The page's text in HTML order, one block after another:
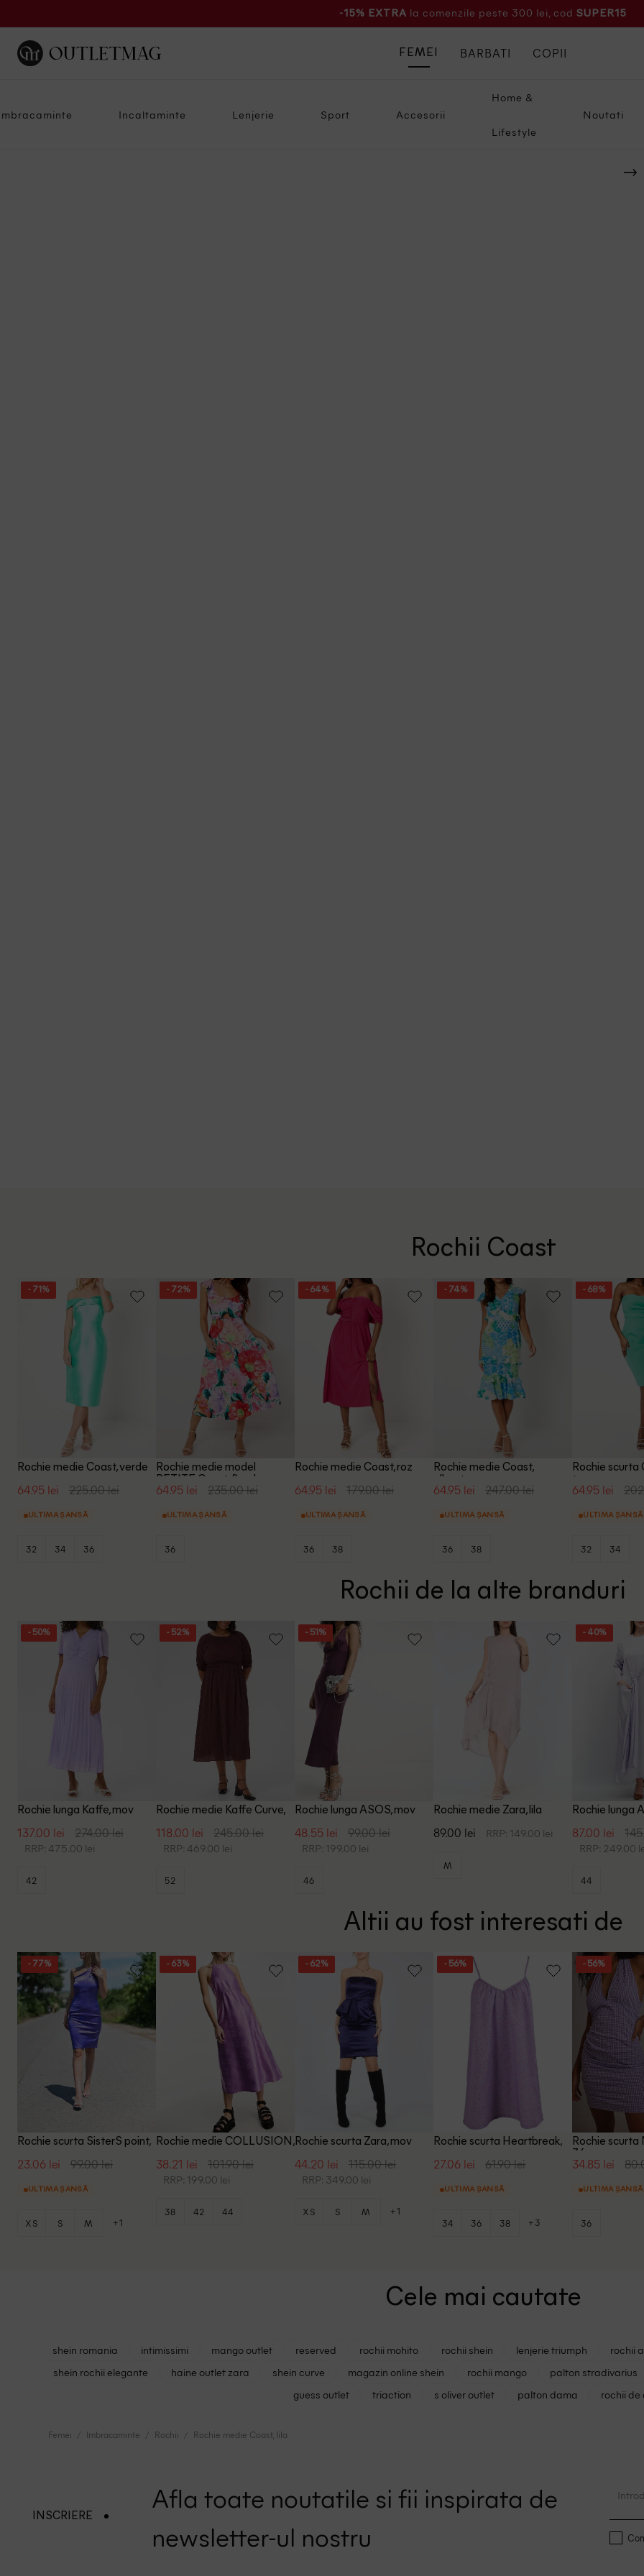
-15% EXTRA la comenzile peste 300 lei, cod SUPER15
Incaltaminte Lenjerie Sport Accesorii
Home &
Lifestyle
Noutati
FEMEI BARBATI COPII
Rochii Coast
- 71%
Rochie medie Coast, verde
64.95 lei 225.00 lei
ULTIMA ȘANSĂ
32 34 36
- 72%
Rochie medie model
PETITE Coast, floral
64.95 lei 235.00 lei
ULTIMA ȘANSĂ
36
- 64%
Rochie medie Coast, roz
64.95 lei 179.00 lei
ULTIMA ȘANSĂ
36 38
- 74%
Rochie medie Coast,
albastru
64.95 lei 247.00 lei
ULTIMA ȘANSĂ
36 38
- 68%
Rochie scurta
turcoaz
64.95 lei
ULTIMA ȘANSĂ
32 34
Rochii de la alte branduri
- 50%
Rochie lunga Kaffe, mov
137.00 lei 274.00 lei
RRP: 475.00 lei
42
- 52%
Rochie medie Kaffe Curve,
118.00 lei 245.00 lei
RRP: 469.00 lei
52
- 51%
Rochie lunga ASOS, mov
48.55 lei 99.00 lei
RRP: 199.00 lei
46
Rochie medie Zara, lila
89.00 lei RRP: 149.00 lei
M
- 40%
Rochie lunga
87.00 lei
RRP: 249.00
44
Altii au fost interesati de
- 77%
Rochie scurta SisterS point,
23.06 lei 99.00 lei
ULTIMA ȘANSĂ
XS S M +1
- 63%
Rochie medie COLLUSION,
38.21 lei 101.90 lei
RRP: 199.00 lei
38 42 44
- 62%
Rochie scurta Zara, mov
44.20 lei 115.00 lei
RRP: 349.00 lei
XS S M +1
- 56%
Rochie scurta Heartbreak,
27.06 lei 61.90 lei
ULTIMA ȘANSĂ
34 36 38 +3
- 56%
Rochie scurta
36
34.85 lei
ULTIMA ȘANSĂ
36
Cele mai cautate
shein romania intimissimi mango outlet reserved rochii mohito rochii shein lenjerie triumph rochii
shein rochii elegante
haine outlet zara shein curve magazin online shein rochii mango palton stradivarius
guess outlet
triaction s oliver outlet palton dama rochii de
Femei Imbracaminte Rochii Rochie medie Coast, lila
INSCRIERE
Afla toate noutatile si fii inspirata de
newsletter-ul nostru